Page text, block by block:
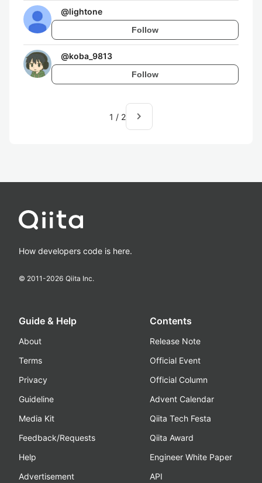
@lightone
Follow
@koba_9813
Follow
1 / 2 navigate_next
How developers code is here.
© 2011-2026 Qiita Inc.
Guide & Help
About
Terms
Privacy
Guideline
Media Kit
Feedback/Requests
Help
Advertisement
Contents
Release Note
Official Event
Official Column
Advent Calendar
Qiita Tech Festa
Qiita Award
Engineer White Paper
API